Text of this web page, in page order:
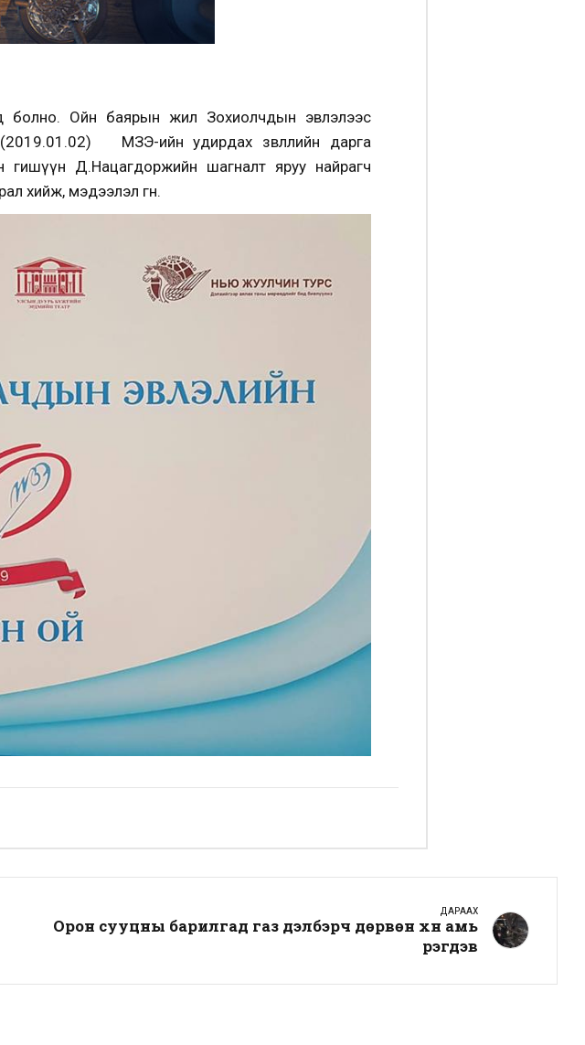
Ойн баярын жил Зохиолчдын эвлэлээс
МЗЭ-ийн удирдах зөвлөлийн дарга
Д.Нацагдоржийн шагналт яруу найрагч
хийж, мэдээлэл өгнө.
ДАРААХ
Орон сууцны барилгад газ дэлбэрч дөрвөн хүн амь
үрэгдэв